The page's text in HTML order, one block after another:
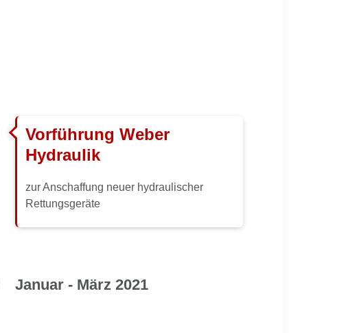
Vorführung Weber
Hydraulik
zur Anschaffung neuer hydraulischer
Rettungsgeräte
Januar - März 2021